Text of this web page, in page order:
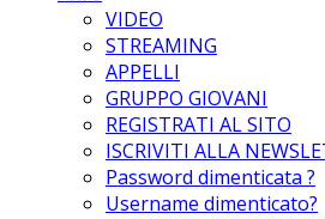
VIDEO
STREAMING
APPELLI
GRUPPO GIOVANI
REGISTRATI AL SITO
ISCRIVITI ALLA
Password dimenticata ?
Username dimenticato?